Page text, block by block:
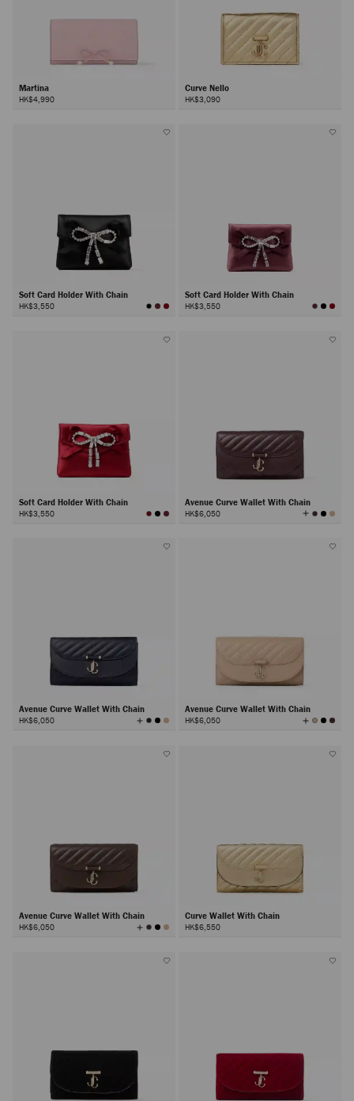
Martina
HK$4,990
Curve Nello
HK$3,090
Soft Card Holder With Chain
HK$3,550
Soft Card Holder With Chain
HK$3,550
Soft Card Holder With Chain
HK$3,550
Avenue Curve Wallet With Chain
HK$6,050 查
看
Avenue Curve Wallet With Chain
HK$6,050 查
看
Avenue Curve Wallet With Chain
HK$6,050 查
看
Avenue Curve Wallet With Chain
HK$6,050 查
看
Curve Wallet With Chain
HK$6,550